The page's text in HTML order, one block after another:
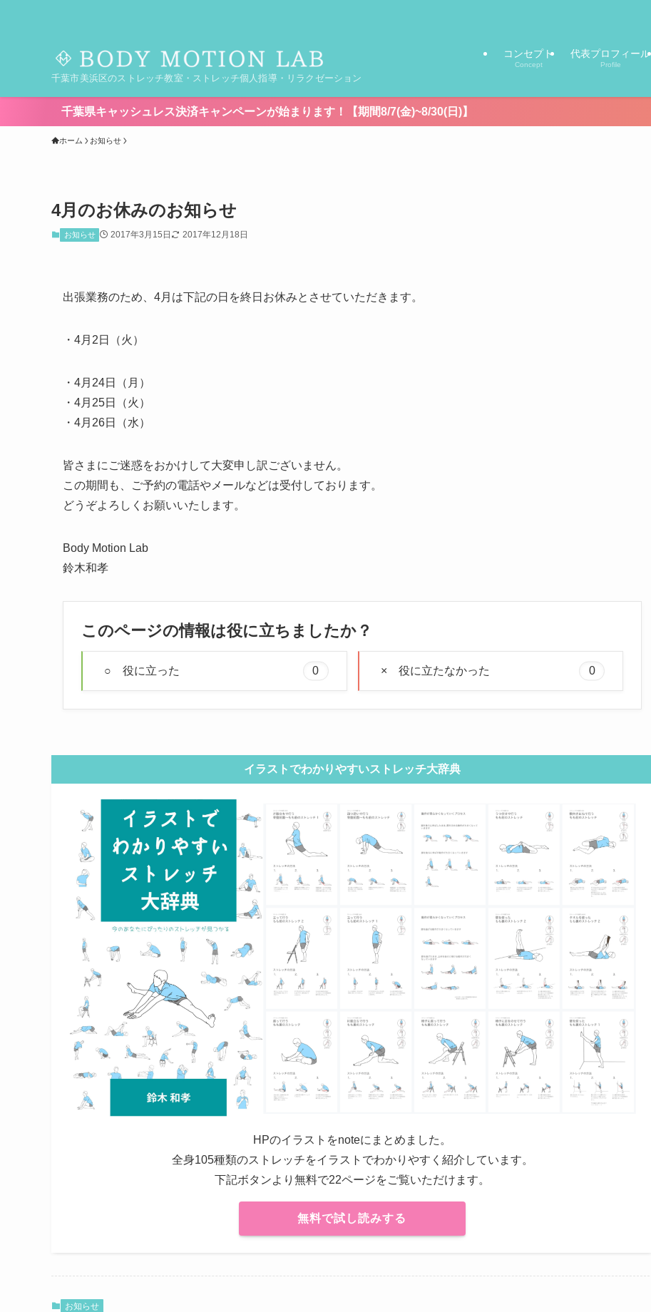
千葉市美浜区のストレッチ教室・ストレッチ個人指導・リラクゼーション
コンセプト
Concept
代表プロフィール
Profile
キャッシュレス決済キャンペーンが始まります！【期間8/7(金)~8/30(日)】
ホーム お知らせ
4月のお休みのお知らせ
お知らせ 2017年3月15日 2017年12月18日
出張業務のため、4月は下記の日を終日お休みとさせていただきます。
・4月2日（火）
・4月24日（月）
・4月25日（火）
・4月26日（水）
皆さまにご迷惑をおかけして大変申し訳ございません。
この期間も、ご予約の電話やメールなどは受付しております。
どうぞよろしくお願いいたします。
Body Motion Lab
鈴木和孝
このページの情報は役に立ちましたか？
○ 役に立った 0 × 役に立たなかった 0
イラストでわかりやすいストレッチ大辞典
HPのイラストをnoteにまとめました。
全身105種類のストレッチをイラストでわかりやすく紹介しています。
下記ボタンより無料で22ページをご覧いただけます。
無料で試し読みする
お知らせ